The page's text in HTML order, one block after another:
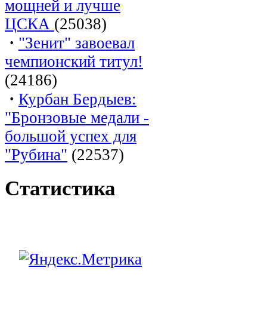
мощней и лучше
ЦСКА (25038)
· "Зенит" завоевал
чемпионский титул!
(24186)
· Курбан Бердыев:
"Бронзовые медали -
большой успех для
"Рубина" (22537)
Статистика